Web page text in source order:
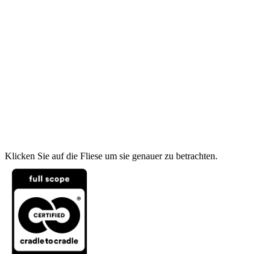
Klicken Sie auf die Fliese um sie genauer zu betrachten.